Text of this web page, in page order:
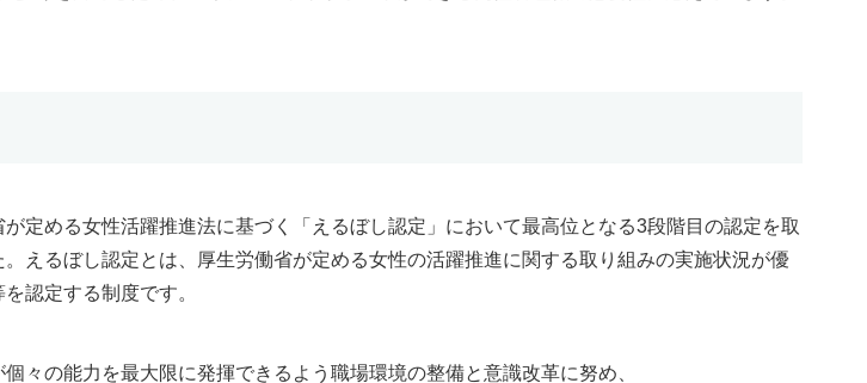
が定める女性活躍推進法に基づく「えるぼし認定」において最高位となる3段階目の認定を取
。えるぼし認定とは、厚生労働省が定める女性の活躍推進に関する取り組みの実施状況が優
認定する制度です。
々の能力を最大限に発揮できるよう職場環境の整備と意識改革に努め、